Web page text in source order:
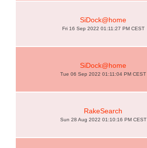
SiDock@home
Fri 16 Sep 2022 01:11:27 PM CEST
SiDock@home
Tue 06 Sep 2022 01:11:04 PM CEST
RakeSearch
Sun 28 Aug 2022 01:10:16 PM CEST